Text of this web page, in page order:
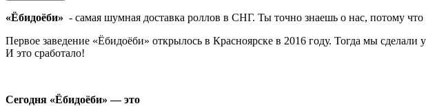
«Ёбидоёби» - самая шумная доставка роллов в СНГ. Ты точно знаешь о нас, потому
Первое заведение «Ёбидоёби» открылось в Красноярске в 2016 году. Тогда мы
И это сработало!
Сегодня «Ёбидоёби» — это